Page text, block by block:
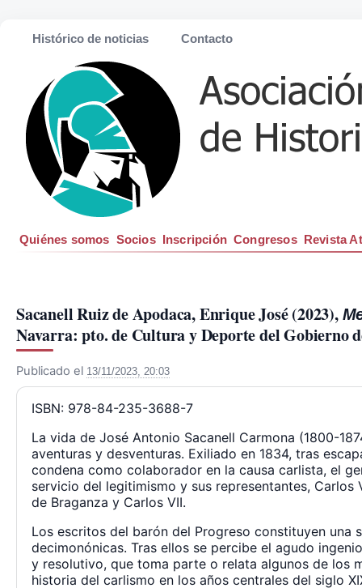
Histórico de noticias Contacto
Quiénes somos Socios Inscripción Congresos Revista
Sacanell Ruiz de Apodaca, Enrique José (2023),
Navarra: pto. de Cultura y Deporte del Gobierno
Publicado el 13/11/2023, 20:03
ISBN: 978-84-235-3688-7
La vida de José Antonio Sacanell Carmona (1800-
aventuras y desventuras. Exiliado en 1834, tras
condena como colaborador en la causa carlista, el
servicio del legitimismo y sus representantes, Carlos
de Braganza y Carlos VII.
Los escritos del barón del Progreso constituyen una
decimonónicas. Tras ellos se percibe el agudo
y resolutivo, que toma parte o relata algunos de los
historia del carlismo en los años centrales del siglo